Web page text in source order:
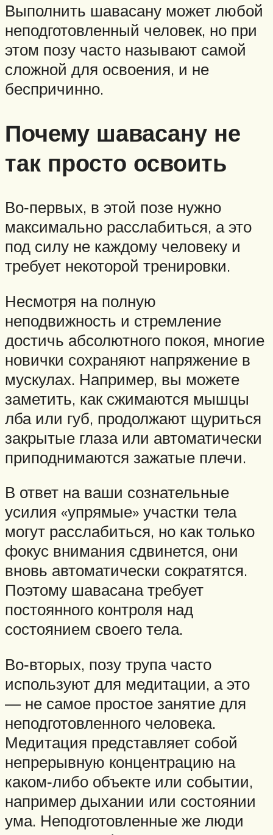
Выполнить шавасану может любой
неподготовленный человек, но при
этом позу часто называют самой
сложной для освоения, и не
беспричинно.
Почему шавасану не
так просто освоить
Во‑первых, в этой позе нужно
максимально расслабиться, а это
под силу не каждому человеку и
требует некоторой тренировки.
Несмотря на полную
неподвижность и стремление
достичь абсолютного покоя, многие
новички сохраняют напряжение в
мускулах. Например, вы можете
заметить, как сжимаются мышцы
лба или губ, продолжают щуриться
закрытые глаза или автоматически
приподнимаются зажатые плечи.
В ответ на ваши сознательные
усилия «упрямые» участки тела
могут расслабиться, но как только
фокус внимания сдвинется, они
вновь автоматически сократятся.
Поэтому шавасана требует
постоянного контроля над
состоянием своего тела.
Во‑вторых, позу трупа часто
используют для медитации, а это
— не самое простое занятие для
неподготовленного человека.
Медитация представляет собой
непрерывную концентрацию на
каком‑либо объекте или событии,
например дыхании или состоянии
ума. Неподготовленные же люди